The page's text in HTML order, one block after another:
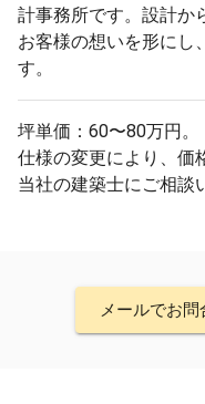
計事務所です。設計か
お客様の想いを形にし
す。
坪単価：60〜80万円。
仕様の変更により、価
当社の建築士にご相談
メールでお問